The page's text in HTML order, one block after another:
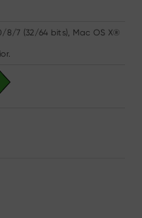
8/7 (32/64 bits), Mac OS X®